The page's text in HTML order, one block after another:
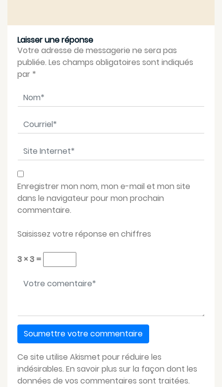
Laisser une réponse
Votre adresse de messagerie ne sera pas
publiée. Les champs obligatoires sont indiqués
par *
Nom*
Courriel*
Site Internet*
Enregistrer mon nom, mon e-mail et mon site
dans le navigateur pour mon prochain
commentaire.
Saisissez votre réponse en chiffres
3 × 3 =
Votre message*
Ce site utilise Akismet pour réduire les
indésirables. En savoir plus sur la façon dont les
données de vos commentaires sont traitées.